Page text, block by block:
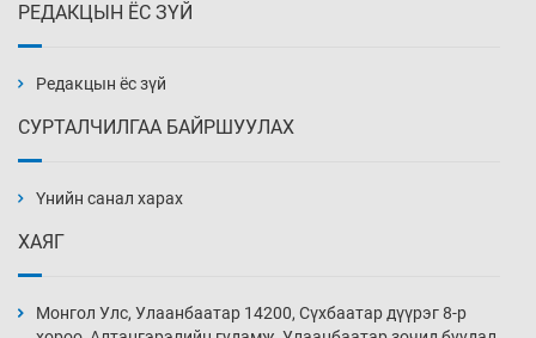
2 цаг 46 мин
3 цаг 16 мин
3 цаг 46 мин
РЕДАКЦЫН ЁС ЗҮЙ
Редакцын ёс зүй
СУРТАЛЧИЛГАА БАЙРШУУЛАХ
Үнийн санал харах
ХАЯГ
Монгол Улс, Улаанбаатар 14200, Сүхбаатар дүүрэг 8-р